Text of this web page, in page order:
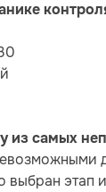
самых
выбран